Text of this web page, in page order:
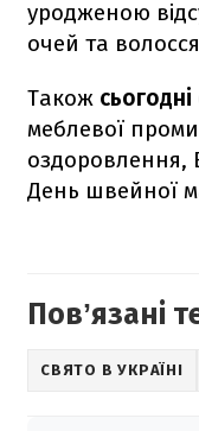
уродженою
очей та
Також
меблевої
оздоровлення,
День швейної
Повʼязані
СВЯТО В УКРАЇНІ